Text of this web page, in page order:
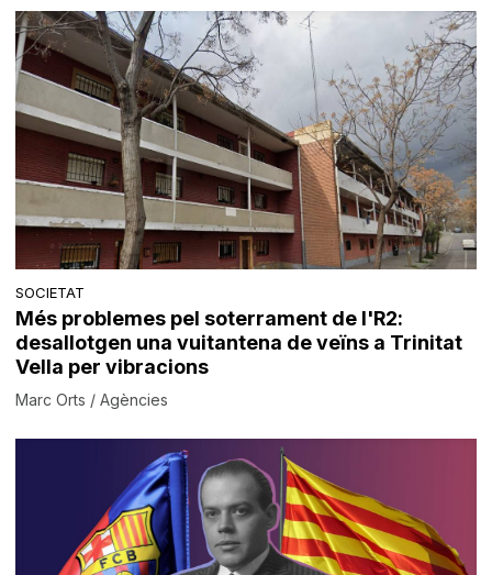
SOCIETAT
Més problemes pel soterrament de l'R2:
desallotgen una vuitantena de veïns a Trinitat
Vella per vibracions
Marc Orts / Agències